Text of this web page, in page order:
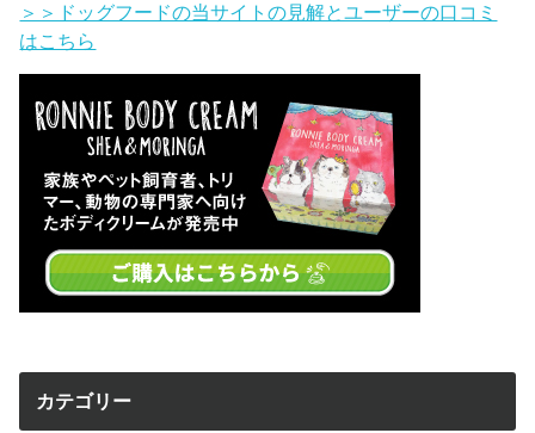
＞＞ドッグフードの当サイトの見解とユーザーの口コミ
はこちら
カテゴリー